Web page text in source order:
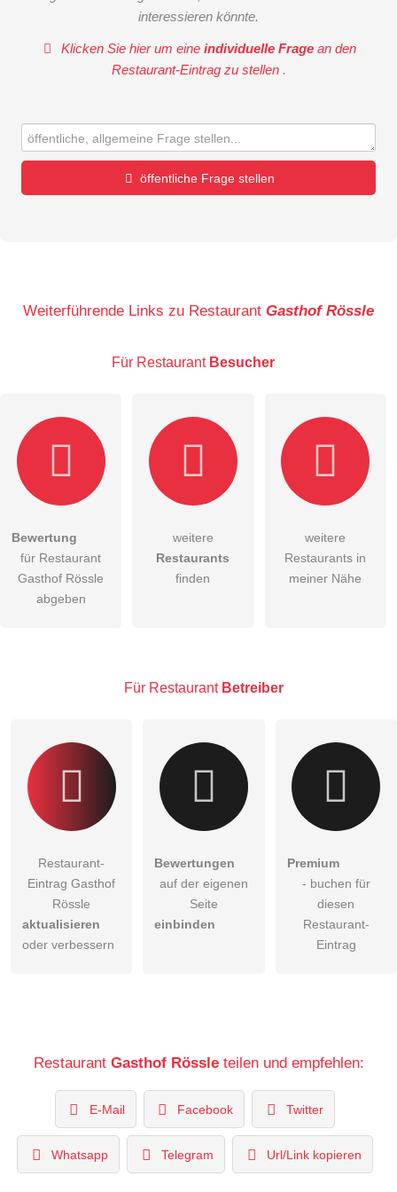
interessieren könnte.
Klicken Sie hier um eineindividuelle Frage an den
Restaurant-Eintrag zu stellen .
öffentliche Frage stellen
E-Mail-Adresse (wird nicht veröffentlicht)
Hiermit akzeptiere ich dieAGB
DieDatenschutzerklärung habe ich zur Kenntnis genommen.
Besucher sichtbar.
Weiterführende Links zu Restaurant Gasthof Rössle
Für Restaurant Besucher
Bewertung
für Restaurant
Gasthof Rössle
abgeben
weitere
Restaurants
finden
weitere
Restaurants in
meiner Nähe
Für Restaurant Betreiber
Restaurant-
Eintrag Gasthof
Rössle
aktualisieren
oder verbessern
Bewertungen
auf der eigenen
Seite
einbinden
Premium
- buchen für
diesen
Restaurant-
Eintrag
Restaurant Gasthof Rössleteilen und empfehlen:
E-Mail Facebook Twitter
Whatsapp Telegram Url/Link kopieren